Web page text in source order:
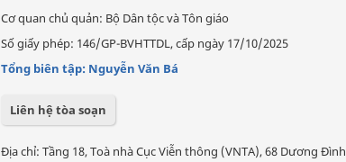
Cơ quan chủ quản: Bộ Dân tộc và Tôn giáo
Số giấy phép: 146/GP-BVHTTDL, cấp ngày 17/10/2025
Tổng biên tập: Nguyễn Văn Bá
Liên hệ tòa soạn
Địa chỉ: Tầng 18, Toà nhà Cục Viễn thông (VNTA), 68 Dương Đình